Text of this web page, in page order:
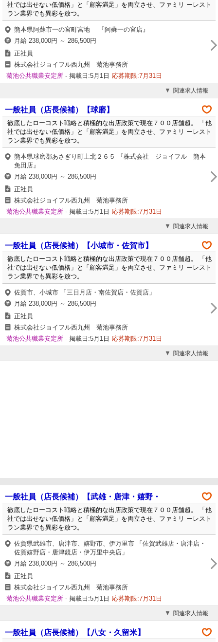
社では出せない低価格」と「顧客満足」を両立させ、ファミリ ーレスト
ラン業界でも異彩を放つ。
熊本県阿蘇市一の宮町宮地 『阿蘇一の宮店』
月給 238,000円 ～ 286,500円
正社員
株式会社ジョイフル西九州 菊池事務所
菊池公共職業安定所 - 掲載日:5月1日 応募期限:7月31日
関連求人情報
一般社員（店長候補）【球磨】
徹底したローコスト戦略と積極的な出店政策で現在７００店舗超。 「他
社では出せない低価格」と「顧客満足」を両立させ、ファミリ ーレスト
ラン業界でも異彩を放つ。
熊本県球磨郡あさぎり町上北２６５ 『株式会社 ジョイフル 熊本
免田店』
月給 238,000円 ～ 286,500円
正社員
株式会社ジョイフル西九州 菊池事務所
菊池公共職業安定所 - 掲載日:5月1日 応募期限:7月31日
関連求人情報
一般社員（店長候補）【小城市・佐賀市】
徹底したローコスト戦略と積極的な出店政策で現在７００店舗超。 「他
社では出せない低価格」と「顧客満足」を両立させ、ファミリ ーレスト
ラン業界でも異彩を放つ。
佐賀市、小城市 「三日月店・南佐賀店・佐賀店」
月給 238,000円 ～ 286,500円
正社員
株式会社ジョイフル西九州 菊池事務所
菊池公共職業安定所 - 掲載日:5月1日 応募期限:7月31日
関連求人情報
一般社員（店長候補）【武雄・唐津・嬉野・
徹底したローコスト戦略と積極的な出店政策で現在７００店舗超。 「他
社では出せない低価格」と「顧客満足」を両立させ、ファミリ ーレスト
ラン業界でも異彩を放つ。
佐賀県武雄市、唐津市、嬉野市、伊万里市 「佐賀武雄店・唐津店・
佐賀嬉野店・唐津鏡店・伊万里中央店」
月給 238,000円 ～ 286,500円
正社員
株式会社ジョイフル西九州 菊池事務所
菊池公共職業安定所 - 掲載日:5月1日 応募期限:7月31日
関連求人情報
一般社員（店長候補）【八女・久留米】